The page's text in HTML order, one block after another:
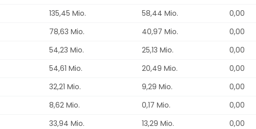
135,45 Mio. 58,44 Mio. 0,00
78,63 Mio. 40,97 Mio. 0,00
54,23 Mio. 25,13 Mio. 0,00
54,61 Mio. 20,49 Mio. 0,00
32,21 Mio. 9,29 Mio. 0,00
8,62 Mio. 0,17 Mio. 0,00
33,94 Mio. 13,29 Mio. 0,00